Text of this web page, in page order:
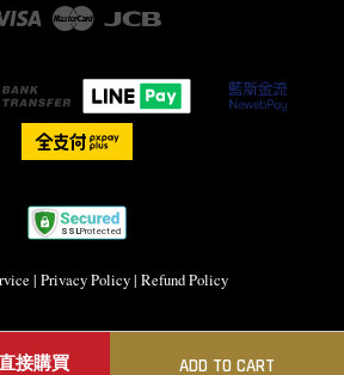
直接購買 ADD TO CART
Visa Master
| Privacy Policy| Refund Policy